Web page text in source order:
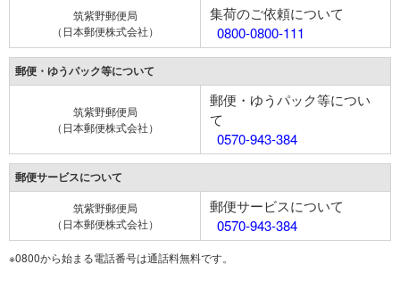
筑紫野郵便局
（日本郵便株式会社）
集荷のご依頼について
0800-0800-111
郵便・ゆうパック等について
筑紫野郵便局
（日本郵便株式会社）
郵便・ゆうパック等につい
て
0570-943-384
郵便サービスについて
筑紫野郵便局
（日本郵便株式会社）
郵便サービスについて
0570-943-384
※0800から始まる電話番号は通話料無料です。